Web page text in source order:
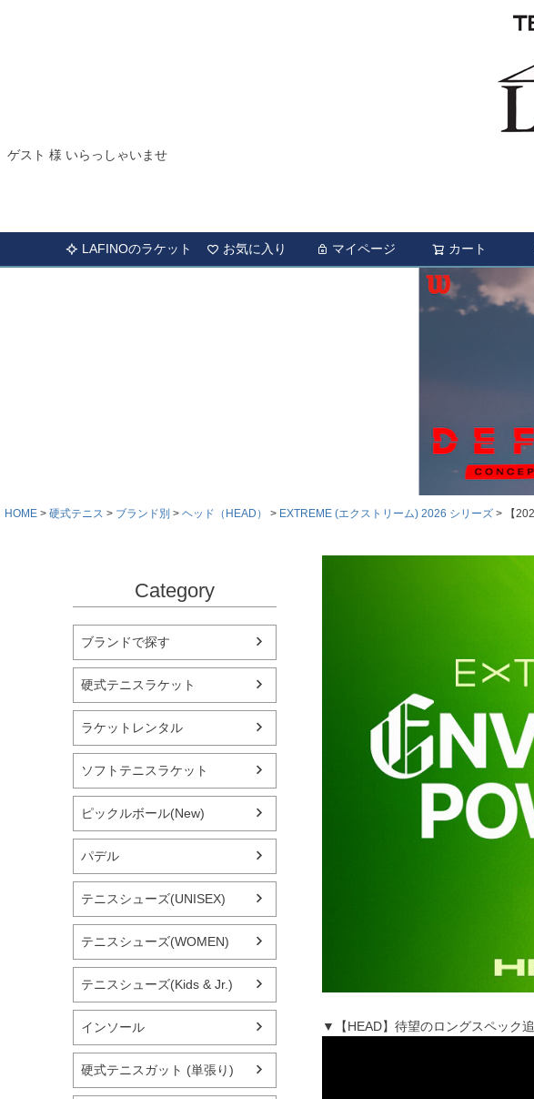
ゲスト 様 いらっしゃいませ
LAFINOのラケット お気に入り マイページ カート
HOME 硬式テニス ブランド別 ヘッド（HEAD） EXTREME (エクストリーム) 2026 シリーズ 【
Category
ブランドで探す
硬式テニスラケット
ラケットレンタル
ソフトテニスラケット
ピックルボール(New)
パデル
テニスシューズ(UNISEX)
テニスシューズ(WOMEN)
テニスシューズ(Kids & Jr.)
インソール
硬式テニスガット (単張り)
▼【HEAD】待望のロングスペック